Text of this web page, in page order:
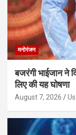
मनोरंजन
बजरंगी भाईजान ने
लिए की यह घोषणा
August 7, 2026